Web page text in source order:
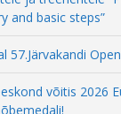
and basic steps”
57.Järvakandi
võitis 2026